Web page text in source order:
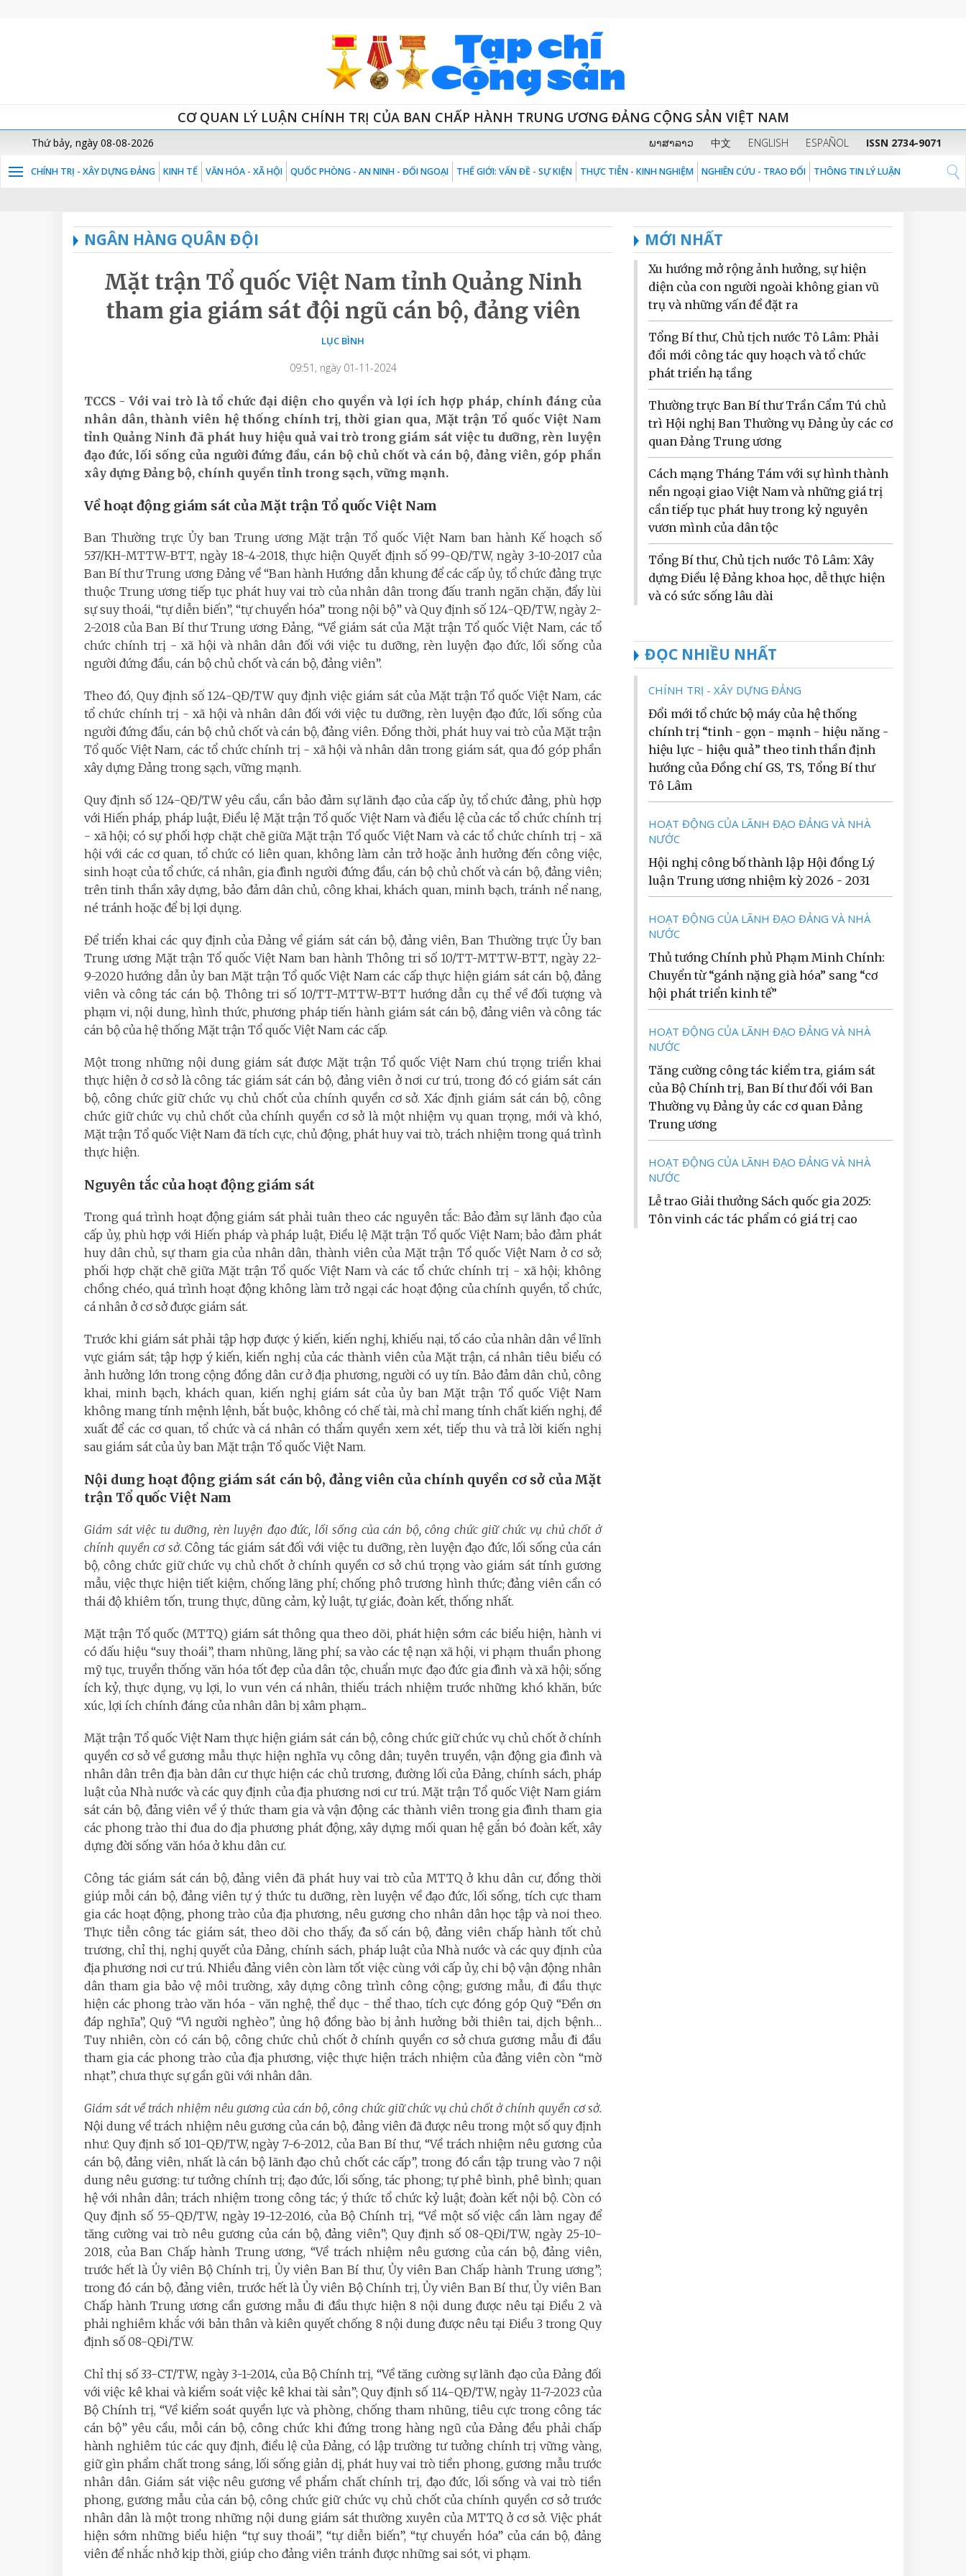
CƠ QUAN LÝ LUẬN CHÍNH TRỊ CỦA BAN CHẤP HÀNH TRUNG ƯƠNG ĐẢNG CỘNG SẢN VIỆT NAM
Thứ bảy, ngày 08-08-2026 ພາສາລາວ 中文 ENGLISH ESPAÑOL ISSN 2734-9071
CHÍNH TRỊ - XÂY DỰNG ĐẢNG KINH TẾ VĂN HÓA - XÃ HỘI QUỐC PHÒNG - AN NINH - ĐỐI NGOẠI THẾ GIỚI: VẤN ĐỀ - SỰ KIỆN THỰC TIỄN - KINH NGHIỆM NGHIÊN CỨU - TRAO ĐỔI THÔNG TIN LÝ LUẬN
NGÂN HÀNG QUÂN ĐỘI
Mặt trận Tổ quốc Việt Nam tỉnh Quảng Ninh
tham gia giám sát đội ngũ cán bộ, đảng viên
LỤC BÌNH
09:51, ngày 01-11-2024
TCCS - Với vai trò là tổ chức đại diện cho quyền và lợi ích hợp pháp, chính đáng của
nhân dân, thành viên hệ thống chính trị, thời gian qua, Mặt trận Tổ quốc Việt Nam
tỉnh Quảng Ninh đã phát huy hiệu quả vai trò trong giám sát việc tu dưỡng, rèn luyện
đạo đức, lối sống của người đứng đầu, cán bộ chủ chốt và cán bộ, đảng viên, góp phần
xây dựng Đảng bộ, chính quyền tỉnh trong sạch, vững mạnh.
Về hoạt động giám sát của Mặt trận Tổ quốc Việt Nam
Ban Thường trực Ủy ban Trung ương Mặt trận Tổ quốc Việt Nam ban hành Kế hoạch số
537/KH-MTTW-BTT, ngày 18-4-2018, thực hiện Quyết định số 99-QĐ/TW, ngày 3-10-2017 của
Ban Bí thư Trung ương Đảng về “Ban hành Hướng dẫn khung để các cấp ủy, tổ chức đảng trực
thuộc Trung ương tiếp tục phát huy vai trò của nhân dân trong đấu tranh ngăn chặn, đẩy lùi
sự suy thoái, “tự diễn biến”, “tự chuyển hóa” trong nội bộ” và Quy định số 124-QĐ/TW, ngày 2-
2-2018 của Ban Bí thư Trung ương Đảng, “Về giám sát của Mặt trận Tổ quốc Việt Nam, các tổ
chức chính trị - xã hội và nhân dân đối với việc tu dưỡng, rèn luyện đạo đức, lối sống của
người đứng đầu, cán bộ chủ chốt và cán bộ, đảng viên”.
Theo đó, Quy định số 124-QĐ/TW quy định việc giám sát của Mặt trận Tổ quốc Việt Nam, các
tổ chức chính trị - xã hội và nhân dân đối với việc tu dưỡng, rèn luyện đạo đức, lối sống của
người đứng đầu, cán bộ chủ chốt và cán bộ, đảng viên. Đồng thời, phát huy vai trò của Mặt trận
Tổ quốc Việt Nam, các tổ chức chính trị - xã hội và nhân dân trong giám sát, qua đó góp phần
xây dựng Đảng trong sạch, vững mạnh.
Quy định số 124-QĐ/TW yêu cầu, cần bảo đảm sự lãnh đạo của cấp ủy, tổ chức đảng, phù hợp
với Hiến pháp, pháp luật, Điều lệ Mặt trận Tổ quốc Việt Nam và điều lệ của các tổ chức chính trị
- xã hội; có sự phối hợp chặt chẽ giữa Mặt trận Tổ quốc Việt Nam và các tổ chức chính trị - xã
hội với các cơ quan, tổ chức có liên quan, không làm cản trở hoặc ảnh hưởng đến công việc,
sinh hoạt của tổ chức, cá nhân, gia đình người đứng đầu, cán bộ chủ chốt và cán bộ, đảng viên;
trên tinh thần xây dựng, bảo đảm dân chủ, công khai, khách quan, minh bạch, tránh nể nang,
né tránh hoặc để bị lợi dụng.
Để triển khai các quy định của Đảng về giám sát cán bộ, đảng viên, Ban Thường trực Ủy ban
Trung ương Mặt trận Tổ quốc Việt Nam ban hành Thông tri số 10/TT-MTTW-BTT, ngày 22-
9-2020 hướng dẫn ủy ban Mặt trận Tổ quốc Việt Nam các cấp thực hiện giám sát cán bộ, đảng
viên và công tác cán bộ. Thông tri số 10/TT-MTTW-BTT hướng dẫn cụ thể về đối tượng và
phạm vi, nội dung, hình thức, phương pháp tiến hành giám sát cán bộ, đảng viên và công tác
cán bộ của hệ thống Mặt trận Tổ quốc Việt Nam các cấp.
Một trong những nội dung giám sát được Mặt trận Tổ quốc Việt Nam chú trọng triển khai
thực hiện ở cơ sở là công tác giám sát cán bộ, đảng viên ở nơi cư trú, trong đó có giám sát cán
bộ, công chức giữ chức vụ chủ chốt của chính quyền cơ sở. Xác định giám sát cán bộ, công
chức giữ chức vụ chủ chốt của chính quyền cơ sở là một nhiệm vụ quan trọng, mới và khó,
Mặt trận Tổ quốc Việt Nam đã tích cực, chủ động, phát huy vai trò, trách nhiệm trong quá trình
thực hiện.
Nguyên tắc của hoạt động giám sát
Trong quá trình hoạt động giám sát phải tuân theo các nguyên tắc: Bảo đảm sự lãnh đạo của
cấp ủy, phù hợp với Hiến pháp và pháp luật, Điều lệ Mặt trận Tổ quốc Việt Nam; bảo đảm phát
huy dân chủ, sự tham gia của nhân dân, thành viên của Mặt trận Tổ quốc Việt Nam ở cơ sở;
phối hợp chặt chẽ giữa Mặt trận Tổ quốc Việt Nam và các tổ chức chính trị - xã hội; không
chồng chéo, quá trình hoạt động không làm trở ngại các hoạt động của chính quyền, tổ chức,
cá nhân ở cơ sở được giám sát.
Trước khi giám sát phải tập hợp được ý kiến, kiến nghị, khiếu nại, tố cáo của nhân dân về lĩnh
vực giám sát; tập hợp ý kiến, kiến nghị của các thành viên của Mặt trận, cá nhân tiêu biểu có
ảnh hưởng lớn trong cộng đồng dân cư ở địa phương, người có uy tín. Bảo đảm dân chủ, công
khai, minh bạch, khách quan, kiến nghị giám sát của ủy ban Mặt trận Tổ quốc Việt Nam
không mang tính mệnh lệnh, bắt buộc, không có chế tài, mà chỉ mang tính chất kiến nghị, đề
xuất để các cơ quan, tổ chức và cá nhân có thẩm quyền xem xét, tiếp thu và trả lời kiến nghị
sau giám sát của ủy ban Mặt trận Tổ quốc Việt Nam.
Nội dung hoạt động giám sát cán bộ, đảng viên của chính quyền cơ sở của Mặt
trận Tổ quốc Việt Nam
Giám sát việc tu dưỡng, rèn luyện đạo đức, lối sống của cán bộ, công chức giữ chức vụ chủ chốt ở
chính quyền cơ sở. Công tác giám sát đối với việc tu dưỡng, rèn luyện đạo đức, lối sống của cán
bộ, công chức giữ chức vụ chủ chốt ở chính quyền cơ sở chú trọng vào giám sát tính gương
mẫu, việc thực hiện tiết kiệm, chống lãng phí; chống phô trương hình thức; đảng viên cần có
thái độ khiêm tốn, trung thực, dũng cảm, kỷ luật, tự giác, đoàn kết, thống nhất.
Mặt trận Tổ quốc (MTTQ) giám sát thông qua theo dõi, phát hiện sớm các biểu hiện, hành vi
có dấu hiệu “suy thoái”, tham nhũng, lãng phí; sa vào các tệ nạn xã hội, vi phạm thuần phong
mỹ tục, truyền thống văn hóa tốt đẹp của dân tộc, chuẩn mực đạo đức gia đình và xã hội; sống
ích kỷ, thực dụng, vụ lợi, lo vun vén cá nhân, thiếu trách nhiệm trước những khó khăn, bức
xúc, lợi ích chính đáng của nhân dân bị xâm phạm...
Mặt trận Tổ quốc Việt Nam thực hiện giám sát cán bộ, công chức giữ chức vụ chủ chốt ở chính
quyền cơ sở về gương mẫu thực hiện nghĩa vụ công dân; tuyên truyền, vận động gia đình và
nhân dân trên địa bàn dân cư thực hiện các chủ trương, đường lối của Đảng, chính sách, pháp
luật của Nhà nước và các quy định của địa phương nơi cư trú. Mặt trận Tổ quốc Việt Nam giám
sát cán bộ, đảng viên về ý thức tham gia và vận động các thành viên trong gia đình tham gia
các phong trào thi đua do địa phương phát động, xây dựng mối quan hệ gắn bó đoàn kết, xây
dựng đời sống văn hóa ở khu dân cư.
Công tác giám sát cán bộ, đảng viên đã phát huy vai trò của MTTQ ở khu dân cư, đồng thời
giúp mỗi cán bộ, đảng viên tự ý thức tu dưỡng, rèn luyện về đạo đức, lối sống, tích cực tham
gia các hoạt động, phong trào của địa phương, nêu gương cho nhân dân học tập và noi theo.
Thực tiễn công tác giám sát, theo dõi cho thấy, đa số cán bộ, đảng viên chấp hành tốt chủ
trương, chỉ thị, nghị quyết của Đảng, chính sách, pháp luật của Nhà nước và các quy định của
địa phương nơi cư trú. Nhiều đảng viên còn làm tốt việc cùng với cấp ủy, chi bộ vận động nhân
dân tham gia bảo vệ môi trường, xây dựng công trình công cộng; gương mẫu, đi đầu thực
hiện các phong trào văn hóa - văn nghệ, thể dục - thể thao, tích cực đóng góp Quỹ “Đền ơn
đáp nghĩa”, Quỹ “Vì người nghèo”, ủng hộ đồng bào bị ảnh hưởng bởi thiên tai, dịch bệnh…
Tuy nhiên, còn có cán bộ, công chức chủ chốt ở chính quyền cơ sở chưa gương mẫu đi đầu
tham gia các phong trào của địa phương, việc thực hiện trách nhiệm của đảng viên còn “mờ
nhạt”, chưa thực sự gần gũi với nhân dân.
Giám sát về trách nhiệm nêu gương của cán bộ, công chức giữ chức vụ chủ chốt ở chính quyền cơ sở.
Nội dung về trách nhiệm nêu gương của cán bộ, đảng viên đã được nêu trong một số quy định
như: Quy định số 101-QĐ/TW, ngày 7-6-2012, của Ban Bí thư, “Về trách nhiệm nêu gương của
cán bộ, đảng viên, nhất là cán bộ lãnh đạo chủ chốt các cấp”, trong đó cần tập trung vào 7 nội
dung nêu gương: tư tưởng chính trị; đạo đức, lối sống, tác phong; tự phê bình, phê bình; quan
hệ với nhân dân; trách nhiệm trong công tác; ý thức tổ chức kỷ luật; đoàn kết nội bộ. Còn có
Quy định số 55-QĐ/TW, ngày 19-12-2016, của Bộ Chính trị, “Về một số việc cần làm ngay để
tăng cường vai trò nêu gương của cán bộ, đảng viên”; Quy định số 08-QĐi/TW, ngày 25-10-
2018, của Ban Chấp hành Trung ương, “Về trách nhiệm nêu gương của cán bộ, đảng viên,
trước hết là Ủy viên Bộ Chính trị, Ủy viên Ban Bí thư, Ủy viên Ban Chấp hành Trung ương”;
trong đó cán bộ, đảng viên, trước hết là Ủy viên Bộ Chính trị, Ủy viên Ban Bí thư, Ủy viên Ban
Chấp hành Trung ương cần gương mẫu đi đầu thực hiện 8 nội dung được nêu tại Điều 2 và
phải nghiêm khắc với bản thân và kiên quyết chống 8 nội dung được nêu tại Điều 3 trong Quy
định số 08-QĐi/TW.
Chỉ thị số 33-CT/TW, ngày 3-1-2014, của Bộ Chính trị, “Về tăng cường sự lãnh đạo của Đảng đối
với việc kê khai và kiểm soát việc kê khai tài sản”; Quy định số 114-QĐ/TW, ngày 11-7-2023 của
Bộ Chính trị, “Về kiểm soát quyền lực và phòng, chống tham nhũng, tiêu cực trong công tác
cán bộ” yêu cầu, mỗi cán bộ, công chức khi đứng trong hàng ngũ của Đảng đều phải chấp
hành nghiêm túc các quy định, điều lệ của Đảng, có lập trường tư tưởng chính trị vững vàng,
giữ gìn phẩm chất trong sáng, lối sống giản dị, phát huy vai trò tiền phong, gương mẫu trước
nhân dân. Giám sát việc nêu gương về phẩm chất chính trị, đạo đức, lối sống và vai trò tiền
phong, gương mẫu của cán bộ, công chức giữ chức vụ chủ chốt của chính quyền cơ sở trước
nhân dân là một trong những nội dung giám sát thường xuyên của MTTQ ở cơ sở. Việc phát
hiện sớm những biểu hiện “tự suy thoái”, “tự diễn biến”, “tự chuyển hóa” của cán bộ, đảng
viên để nhắc nhở kịp thời, giúp cho đảng viên tránh được những sai sót, vi phạm.
MỚI NHẤT
Xu hướng mở rộng ảnh hưởng, sự hiện
diện của con người ngoài không gian vũ
trụ và những vấn đề đặt ra
Tổng Bí thư, Chủ tịch nước Tô Lâm: Phải
đổi mới công tác quy hoạch và tổ chức
phát triển hạ tầng
Thường trực Ban Bí thư Trần Cẩm Tú chủ
trì Hội nghị Ban Thường vụ Đảng ủy các cơ
quan Đảng Trung ương
Cách mạng Tháng Tám với sự hình thành
nền ngoại giao Việt Nam và những giá trị
cần tiếp tục phát huy trong kỷ nguyên
vươn mình của dân tộc
Tổng Bí thư, Chủ tịch nước Tô Lâm: Xây
dựng Điều lệ Đảng khoa học, dễ thực hiện
và có sức sống lâu dài
ĐỌC NHIỀU NHẤT
CHÍNH TRỊ - XÂY DỰNG ĐẢNG
Đổi mới tổ chức bộ máy của hệ thống
chính trị “tinh - gọn - mạnh - hiệu năng -
hiệu lực - hiệu quả” theo tinh thần định
hướng của Đồng chí GS, TS, Tổng Bí thư
Tô Lâm
HOẠT ĐỘNG CỦA LÃNH ĐẠO ĐẢNG VÀ NHÀ
NƯỚC
Hội nghị công bố thành lập Hội đồng Lý
luận Trung ương nhiệm kỳ 2026 - 2031
HOẠT ĐỘNG CỦA LÃNH ĐẠO ĐẢNG VÀ NHÀ
NƯỚC
Thủ tướng Chính phủ Phạm Minh Chính:
Chuyển từ “gánh nặng già hóa” sang “cơ
hội phát triển kinh tế”
HOẠT ĐỘNG CỦA LÃNH ĐẠO ĐẢNG VÀ NHÀ
NƯỚC
Tăng cường công tác kiểm tra, giám sát
của Bộ Chính trị, Ban Bí thư đối với Ban
Thường vụ Đảng ủy các cơ quan Đảng
Trung ương
HOẠT ĐỘNG CỦA LÃNH ĐẠO ĐẢNG VÀ NHÀ
NƯỚC
Lễ trao Giải thưởng Sách quốc gia 2025:
Tôn vinh các tác phẩm có giá trị cao